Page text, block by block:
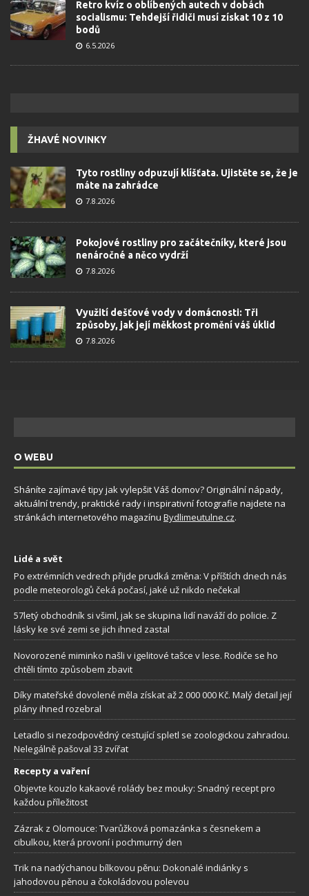
Retro kvíz o oblíbených autech v dobách
socialismu: Tehdejší řidiči musí získat 10 z 10
bodů
6.5.2026
ŽHAVÉ NOVINKY
Tyto rostliny odpuzují klíšťata. Ujistěte se, že je
máte na zahrádce
7.8.2026
Pokojové rostliny pro začátečníky, které jsou
nenáročné a něco vydrží
7.8.2026
Využití dešťové vody v domácnosti: Tři
způsoby, jak její měkkost promění váš úklid
7.8.2026
O WEBU
Sháníte zajímavé tipy jak vylepšit Váš domov? Originální nápady,
aktuální trendy, praktické rady i inspirativní fotografie najdete na
stránkách internetového magazínu Bydlimeutulne.cz.
Lidé a svět
Po extrémních vedrech přijde prudká změna: V příštích dnech nás
podle meteorologů čeká počasí, jaké už nikdo nečekal
57letý obchodník si všiml, jak se skupina lidí naváží do policie. Z
lásky ke své zemi se jich ihned zastal
Novorozené miminko našli v igelitové tašce v lese. Rodiče se ho
chtěli tímto způsobem zbavit
Díky mateřské dovolené měla získat až 2 000 000 Kč. Malý detail její
plány ihned rozebral
Letadlo si nezodpovědný cestující spletl se zoologickou zahradou.
Nelegálně pašoval 33 zvířat
Recepty a vaření
Objevte kouzlo kakaové rolády bez mouky: Snadný recept pro
každou příležitost
Zázrak z Olomouce: Tvarůžková pomazánka s česnekem a
cibulkou, která provoní i pochmurný den
Trik na nadýchanou bílkovou pěnu: Dokonalé indiánky s
jahodovou pěnou a čokoládovou polevou